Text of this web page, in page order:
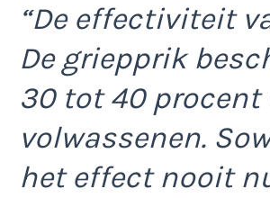
“De effectiviteit
De griepprik
30 tot 40 procent
volwassenen.
het effect nooit